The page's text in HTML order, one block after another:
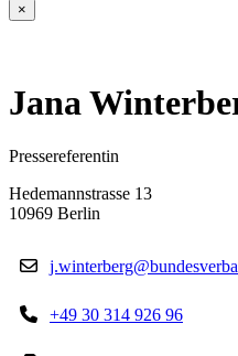
×
Jana
Pressereferentin
Hedemannstrasse 13
10969 Berlin
+49 30 314 926 96